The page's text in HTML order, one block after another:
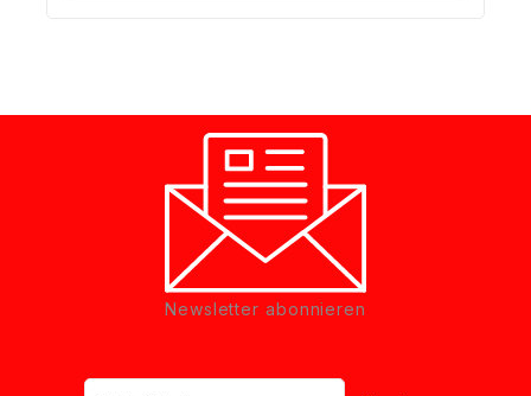
Newsletter abonnieren